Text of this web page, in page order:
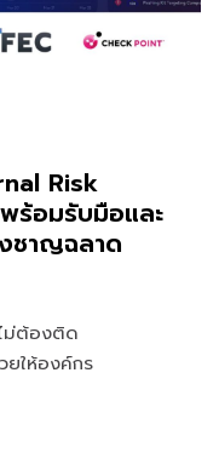
Risk
ร้อมรับมือและ
ชาญฉลาด
ม่ต้องติด
ให้องค์กร